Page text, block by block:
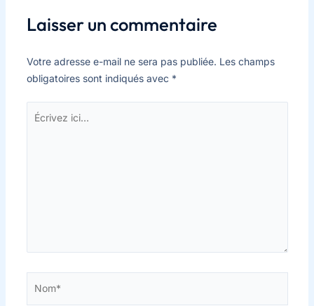
Laisser un commentaire
Votre adresse e-mail ne sera pas publiée. Les champs
obligatoires sont indiqués avec *
Écrivez